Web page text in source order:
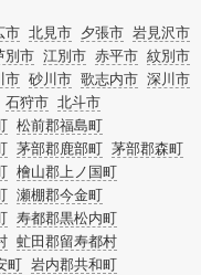
市 北見市 夕張市 岩見沢市
別市 江別市 赤平市 紋別市
市 砂川市 歌志内市 深川市
石狩市 北斗市
松前郡福島町
茅部郡鹿部町 茅部郡森町
檜山郡上ノ国町
瀬棚郡今金町
寿都郡黒松内町
虻田郡留寿都村
町 岩内郡共和町